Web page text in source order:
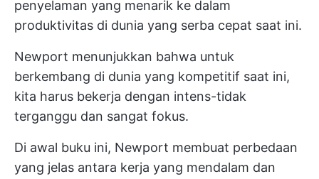
penyelaman yang menarik ke dalam
produktivitas di dunia yang serba cepat saat ini.
Newport menunjukkan bahwa untuk
berkembang di dunia yang kompetitif saat ini,
kita harus bekerja dengan intens-tidak
terganggu dan sangat fokus.
Di awal buku ini, Newport membuat perbedaan
yang jelas antara kerja yang mendalam dan